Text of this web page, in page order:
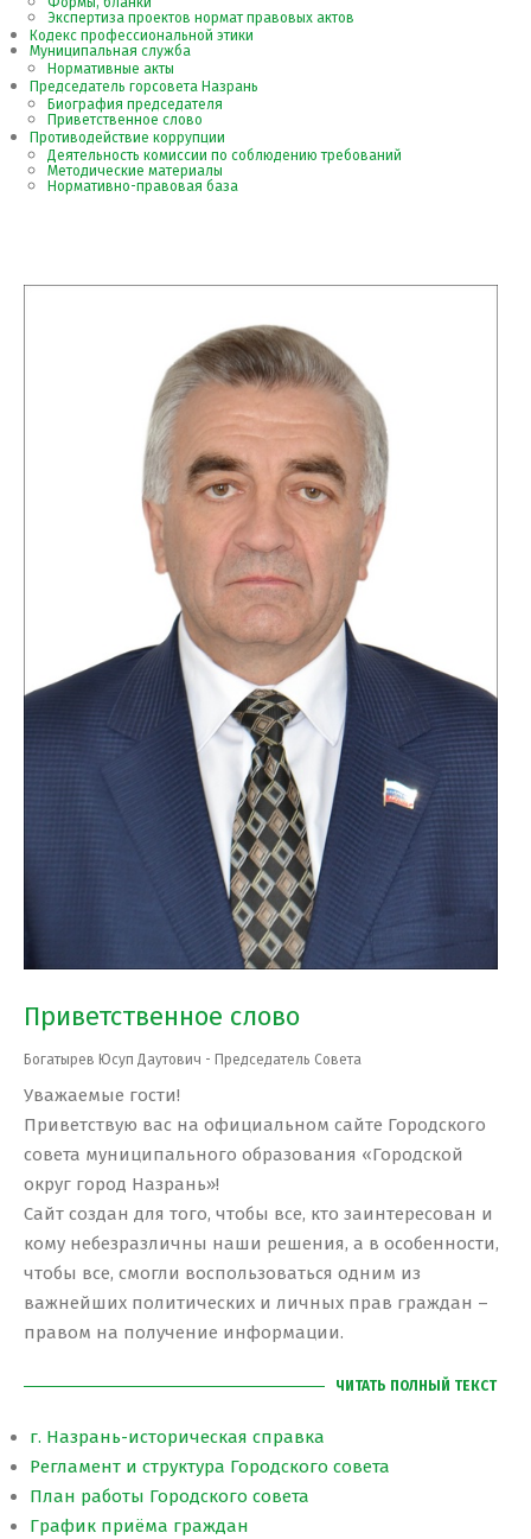
Экспертиза проектов нормат правовых актов
Кодекс профессиональной этики
Муниципальная служба
Нормативные акты
Председатель горсовета Назрань
Биография председателя
Приветственное слово
Противодействие коррупции
Деятельность комиссии по соблюдению требований
Методические материалы
Нормативно-правовая база
Приветственное слово
Богатырев Юсуп Даутович - Председатель Совета
Уважаемые гости!
Приветствую вас на официальном сайте Городского
совета муниципального образования «Городской
округ город Назрань»!
Сайт создан для того, чтобы все, кто заинтересован и
кому небезразличны наши решения, а в особенности,
чтобы все, смогли воспользоваться одним из
важнейших политических и личных прав граждан –
правом на получение информации.
ЧИТАТЬ ПОЛНЫЙ ТЕКСТ
г. Назрань-историческая справка
Регламент и структура Городского совета
План работы Городского совета
График приёма граждан